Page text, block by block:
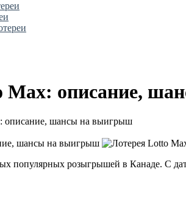
Max: описание,
описание, шансы на выигрыш
популярных розыгрышей в Канаде. С